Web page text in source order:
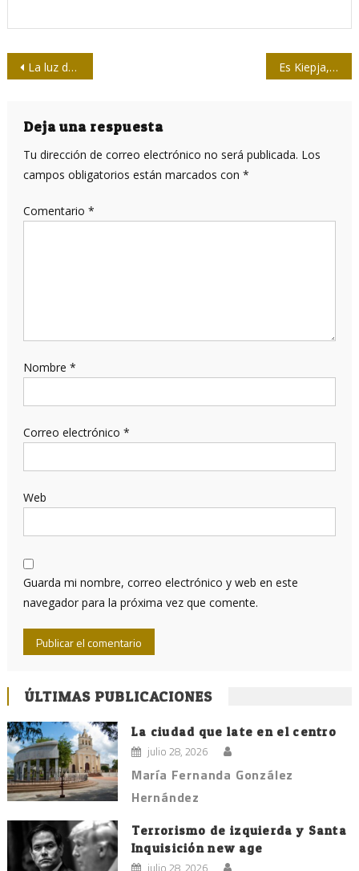
Navegación
entradas
La luz de Walón Es Kiepja, no Rosa
Deja una respuesta
Tu dirección de correo electrónico no será publicada. Los
campos obligatorios están marcados con *
Comentario *
Nombre *
Correo electrónico *
Web
Guarda mi nombre, correo electrónico y web en este
navegador para la próxima vez que comente.
ÚLTIMAS PUBLICACIONES
La ciudad que late en el centro
julio 28, 2026
María Fernanda González
Hernández
Terrorismo de izquierda y Santa
Inquisición new age